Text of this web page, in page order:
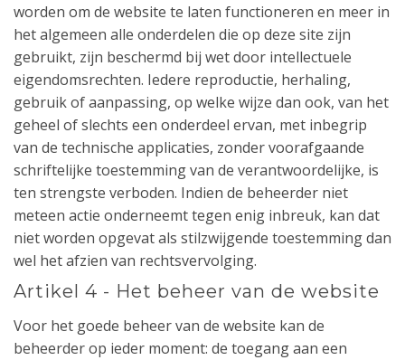
worden om de website te laten functioneren en meer in
het algemeen alle onderdelen die op deze site zijn
gebruikt, zijn beschermd bij wet door intellectuele
eigendomsrechten. Iedere reproductie, herhaling,
gebruik of aanpassing, op welke wijze dan ook, van het
geheel of slechts een onderdeel ervan, met inbegrip
van de technische applicaties, zonder voorafgaande
schriftelijke toestemming van de verantwoordelijke, is
ten strengste verboden. Indien de beheerder niet
meteen actie onderneemt tegen enig inbreuk, kan dat
niet worden opgevat als stilzwijgende toestemming dan
wel het afzien van rechtsvervolging.
Artikel 4 - Het beheer van de website
Voor het goede beheer van de website kan de
beheerder op ieder moment: de toegang aan een